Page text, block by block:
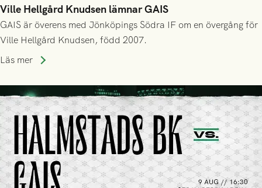
Ville Hellgård Knudsen lämnar GAIS
GAIS är överens med Jönköpings Södra IF om en övergång för
Ville Hellgård Knudsen, född 2007.
Läs mer